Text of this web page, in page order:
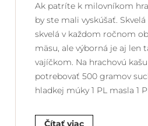
Ak patríte k milovníkom
by ste mali vyskúšať.
skvelá v každom ročnom
mäsu, ale výborná je aj len
vajíčkom. Na hrachovú
potrebovať 500 gramov
hladkej múky 1 PL masla 1